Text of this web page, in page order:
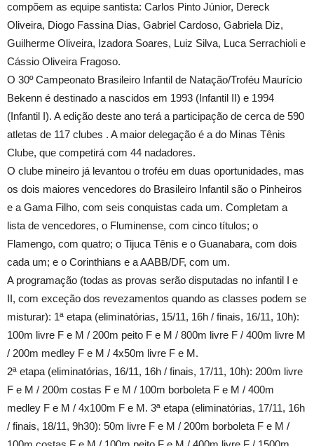
compõem as equipe santista: Carlos Pinto Júnior, Dereck
Oliveira, Diogo Fassina Dias, Gabriel Cardoso, Gabriela Diz,
Guilherme Oliveira, Izadora Soares, Luiz Silva, Luca Serrachioli e
Cássio Oliveira Fragoso.
O 30º Campeonato Brasileiro Infantil de Natação/Troféu Maurício
Bekenn é destinado a nascidos em 1993 (Infantil II) e 1994
(Infantil I). A edição deste ano terá a participação de cerca de 590
atletas de 117 clubes . A maior delegação é a do Minas Tênis
Clube, que competirá com 44 nadadores.
O clube mineiro já levantou o troféu em duas oportunidades, mas
os dois maiores vencedores do Brasileiro Infantil são o Pinheiros
e a Gama Filho, com seis conquistas cada um. Completam a
lista de vencedores, o Fluminense, com cinco títulos; o
Flamengo, com quatro; o Tijuca Tênis e o Guanabara, com dois
cada um; e o Corinthians e a AABB/DF, com um.
A programação (todas as provas serão disputadas no infantil I e
II, com exceção dos revezamentos quando as classes podem se
misturar): 1ª etapa (eliminatórias, 15/11, 16h / finais, 16/11, 10h):
100m livre F e M / 200m peito F e M / 800m livre F / 400m livre M
/ 200m medley F e M / 4x50m livre F e M.
2ª etapa (eliminatórias, 16/11, 16h / finais, 17/11, 10h): 200m livre
F e M / 200m costas F e M / 100m borboleta F e M / 400m
medley F e M / 4x100m F e M. 3ª etapa (eliminatórias, 17/11, 16h
/ finais, 18/11, 9h30): 50m livre F e M / 200m borboleta F e M /